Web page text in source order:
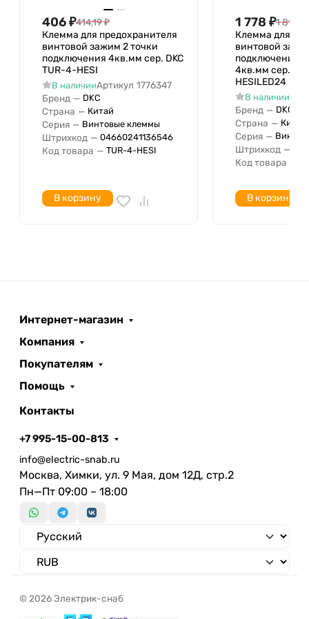
Сечение однопроволочного
проводника с
Сечение однопроволочного
проводника по
Сечение многопроволочного
гибкого проводника с
Сечение многопроволочного
гибкого проводника по
Материал изоляции корпуса
Термопласт
406₽414,19₽
Клемма для предохранителя
винтовой зажим 2 точки
подключения 4кв.мм сер. DKC
TUR-4-HESI
В наличииАртикул 1776347
Бренд — DKC
Страна — Китай
Серия — Винтовые клеммы
Штрихкод — 04660241136546
Код товара — TUR-4-HESI
В корзину
1 778 ₽1
Клемма для
винтовой
подключения
4кв.мм сер.
HESILED24
В наличии
Бренд — DKC
Страна — Китай
Серия —
Штрихкод —
Код товара
В корзину
Интернет-магазин
Компания
Покупателям
Помощь
Контакты
+7 995-15-00-813
info@electric-snab.ru
Москва, Химки, ул. 9 Мая, дом 12Д, стр.2
Пн—Пт 09:00 – 18:00
© 2026 Электрик-снаб